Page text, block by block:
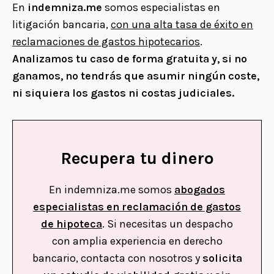
En indemniza.me somos especialistas en
litigación bancaria,con una alta tasa de éxito en
reclamaciones de gastos hipotecarios.
Analizamos tu caso de forma gratuita y, si no
ganamos, no tendrás que asumir ningún coste,
ni siquiera los gastos ni costas judiciales.
Recupera tu dinero
En indemniza.me somos abogados
especialistas en reclamación de gastos
de hipoteca. Si necesitas un despacho
con amplia experiencia en derecho
bancario, contacta con nosotros y solicita